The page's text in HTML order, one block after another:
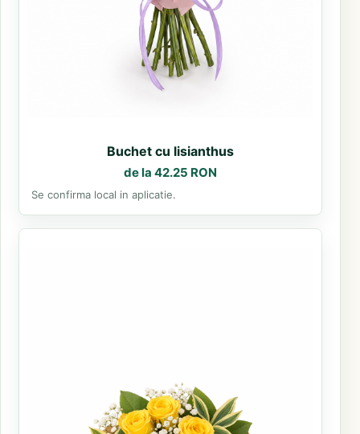
Buchet cu lisianthus
de la 42.25 RON
Se confirma local in aplicatie.